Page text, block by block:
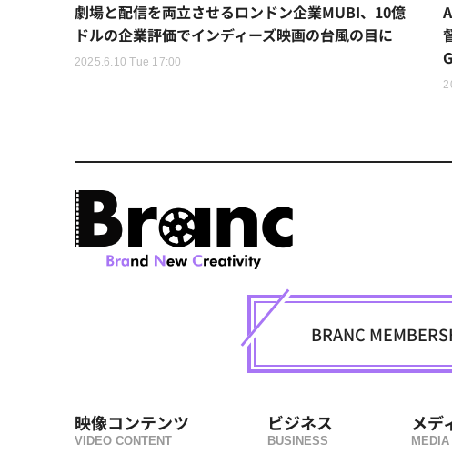
劇場と配信を両立させるロンドン企業MUBI、10億
ドルの企業評価でインディーズ映画の台風の目に
2025.6.10 Tue 17:00
BRANC
映像コンテンツ
VIDEO CONTENT
ビジネス
BUSINESS
メデ
MEDIA